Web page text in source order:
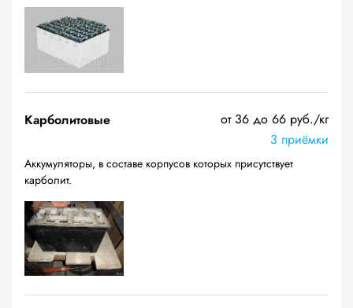
Карболитовые
от 36 до 66 руб./кг
3 приёмки
Аккумуляторы, в составе корпусов которых присутствует
карболит.